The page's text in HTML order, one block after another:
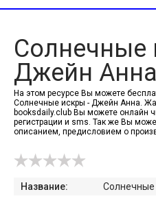
Солнечные
Джейн Анна
На этом ресурсе Вы можете
Солнечные искры - Джейн Анна.
booksdaily.club Вы можете онлайн
регистрации и sms. Так же Вы
описанием, предисловием о
Название: Солнечные